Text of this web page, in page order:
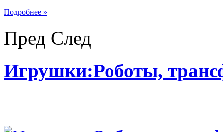
Подробнее »
Пред След
Игрушки:Роботы,